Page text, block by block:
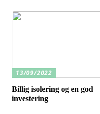
13/09/2022
Billig isolering og en god
investering